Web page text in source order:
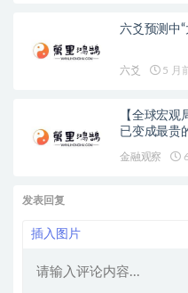
六爻预测中“
六爻 5 月
【全球宏
已变成最贵
金融观察
发表回复
插入图片